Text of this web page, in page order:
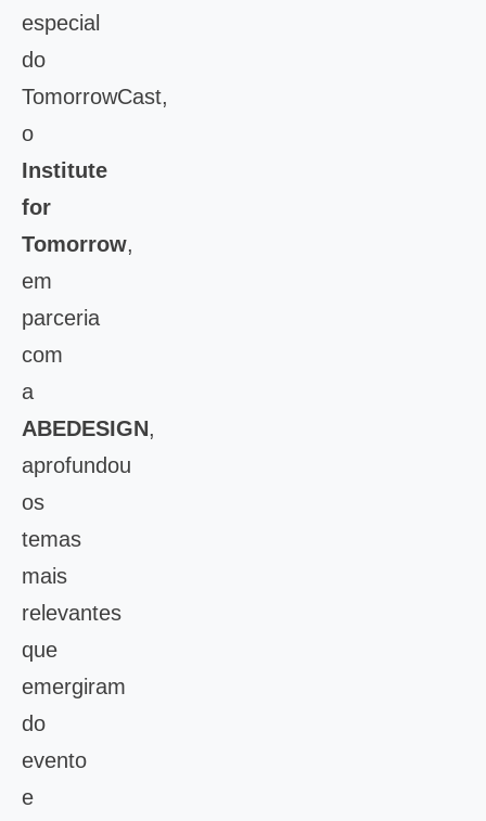
especial
do
TomorrowCast,
o
Institute
for
Tomorrow,
em
parceria
com
a
ABEDESIGN,
aprofundou
os
temas
mais
relevantes
que
emergiram
do
evento
e